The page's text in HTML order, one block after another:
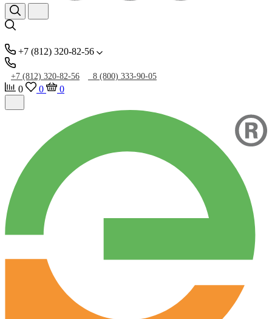
+7 (812) 320-82-56
+7 (812) 320-82-56 8 (800) 333-90-05
0 0 0